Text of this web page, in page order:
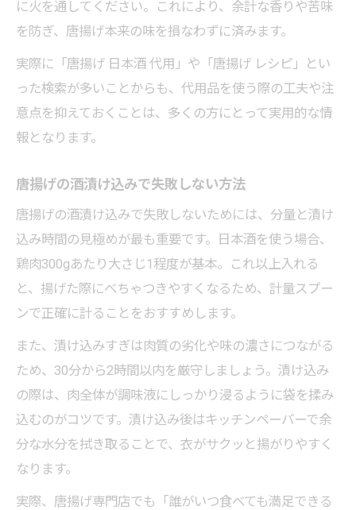
に火を通してください。これにより、余計な香りや苦味
を防ぎ、唐揚げ本来の味を損なわずに済みます。
実際に「唐揚げ 日本酒 代用」や「唐揚げ レシピ」とい
った検索が多いことからも、代用品を使う際の工夫や注
意点を抑えておくことは、多くの方にとって実用的な情
報となります。
唐揚げの酒漬け込みで失敗しない方法
唐揚げの酒漬け込みで失敗しないためには、分量と漬け
込み時間の見極めが最も重要です。日本酒を使う場合、
鶏肉300gあたり大さじ1程度が基本。これ以上入れる
と、揚げた際にべちゃつきやすくなるため、計量スプー
ンで正確に計ることをおすすめします。
また、漬け込みすぎは肉質の劣化や味の濃さにつながる
ため、30分から2時間以内を厳守しましょう。漬け込み
の際は、肉全体が調味液にしっかり浸るように袋を揉み
込むのがコツです。漬け込み後はキッチンペーパーで余
分な水分を拭き取ることで、衣がサクッと揚がりやすく
なります。
実際、唐揚げ専門店でも「誰がいつ食べても満足できる